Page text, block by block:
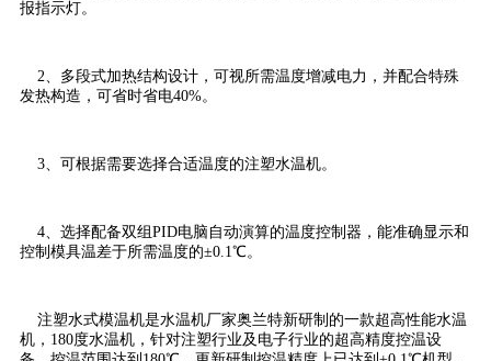
报指示灯。
2、多段式加热结构设计，可视所需温度增减电力，并配合特殊
发热构造，可省时省电40%。
3、可根据需要选择合适温度的注塑水温机。
4、选择配备双组PID电脑自动演算的温度控制器，能准确显示和
控制模具温差于所需温度的±0.1℃。
注塑水式模温机是水温机厂家奥兰特新研制的一款超高性能水温
机，180度水温机，针对注塑行业及电子行业的超高精度控温设